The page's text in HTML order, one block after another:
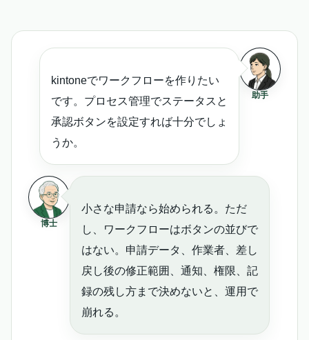
助手
kintoneでワークフローを作りたい
です。プロセス管理でステータスと
承認ボタンを設定すれば十分でしょ
うか。
博士
小さな申請なら始められる。ただ
し、ワークフローはボタンの並びで
はない。申請データ、作業者、差し
戻し後の修正範囲、通知、権限、記
録の残し方まで決めないと、運用で
崩れる。